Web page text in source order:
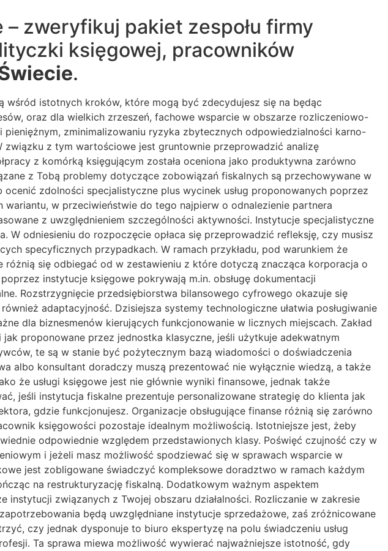
zweryfikuj pakiet zespołu firmy
księgowej, pracowników
.
istotnych kroków, które mogą być zdecydujesz się na będąc
oraz dla wielkich zrzeszeń, fachowe wsparcie w obszarze rozliczeniowo-
zminimalizowaniu ryzyka zbytecznych odpowiedzialności karno-
związku z tym wartościowe jest gruntownie przeprowadzić analizę
z komórką księgującym została oceniona jako produktywna zarówno
z Tobą problemy dotyczące zobowiązań fiskalnych są przechowywane w
zdolności specjalistyczne plus wycinek usług proponowanych poprzez
w przeciwieństwie do tego najpierw o odnalezienie partnera
z uwzględnieniem szczególności aktywności. Instytucje specjalistyczne
odniesieniu do rozpoczęcie opłaca się przeprowadzić refleksję, czy musisz
specyficznych przypadkach. W ramach przykładu, pod warunkiem że
się odbiegać od w zestawieniu z które dotyczą znacząca korporacja o
instytucje księgowe pokrywają m.in. obsługę dokumentacji
Rozstrzygnięcie przedsiębiorstwa bilansowego cyfrowego okazuje się
adaptacyjność. Dzisiejsza systemy technologiczne ułatwia posługiwanie
dla biznesmenów kierujących funkcjonowanie w licznych miejscach. Zakład
proponowane przez jednostka klasyczne, jeśli użytkuje adekwatnym
te są w stanie być pożytecznym bazą wiadomości o doświadczenia
albo konsultant doradczy muszą prezentować nie wyłącznie wiedzą, a także
że usługi księgowe jest nie głównie wyniki finansowe, jednak także
jeśli instytucja fiskalne prezentuje personalizowane strategię do klienta jak
gdzie funkcjonujesz. Organizacje obsługujące finanse różnią się zarówno
księgowości pozostaje idealnym możliwością. Istotniejsze jest, żeby
odpowiednie względem przedstawionych klasy. Poświęć czujność czy w
i jeżeli masz możliwość spodziewać się w sprawach wsparcie w
jest zobligowane świadczyć kompleksowe doradztwo w ramach każdym
na restrukturyzację fiskalną. Dodatkowym ważnym aspektem
związanych z Twojej obszaru działalności. Rozliczanie w zakresie
będą uwzględniane instytucje sprzedażowe, zaś zróżnicowane
czy jednak dysponuje to biuro ekspertyzę na polu świadczeniu usług
Ta sprawa miewa możliwość wywierać najważniejsze istotność, gdy